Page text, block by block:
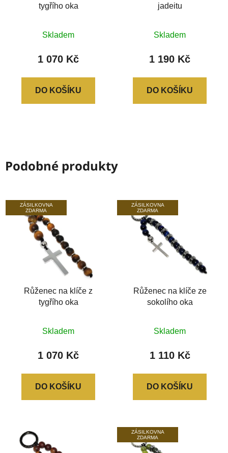
tygřího oka
Skladem
1 070 Kč
DO KOŠÍKU
jadeitu
Skladem
1 190 Kč
DO KOŠÍKU
Podobné produkty
ZÁSILKOVNA
ZDARMA
Růženec na klíče z
tygřího oka
Skladem
1 070 Kč
DO KOŠÍKU
ZÁSILKOVNA
ZDARMA
Růženec na klíče ze
sokolího oka
Skladem
1 110 Kč
DO KOŠÍKU
ZÁSILKOVNA
ZDARMA